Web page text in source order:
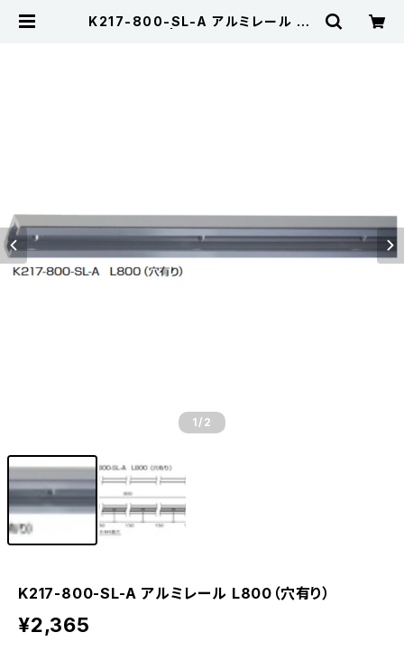
K217-800-SL-A アルミレール L8
1 /2
K217-800-SL-A アルミレール L800（穴有り）
¥2,365